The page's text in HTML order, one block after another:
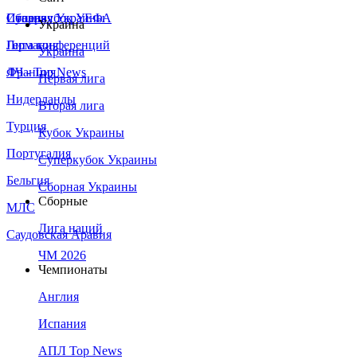
Сборная Украины
Италия
Германия
Франция
Нидерланды
Турция
Португалия
Бельгия
МЛС
Саудовская Аравия
Суперкубок УЕФА
Лига конференций
ЛЧ - Top News
Украина
Украина
Первая лига
Вторая лига
Кубок Украины
Суперкубок Украины
Сборная Украины
Сборные
Лига наций
ЧМ 2026
Чемпионаты
Англия
Испания
АПЛ Top News